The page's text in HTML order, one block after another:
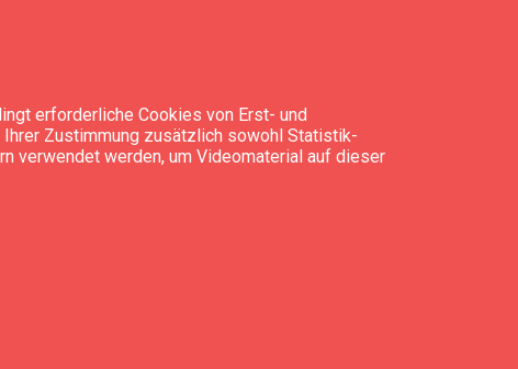
erforderliche Cookies von Erst- und
Zustimmung zusätzlich sowohl Statistik-
verwendet werden, um Videomaterial auf dieser